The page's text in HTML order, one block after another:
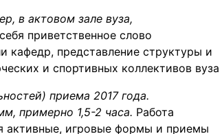
в актовом зале вуза,
приветственное слово
кафедр, представление структуры и
и спортивных коллективов вуза
приема 2017 года.
примерно 1,5-2 часа. Работа
активные, игровые формы и приемы